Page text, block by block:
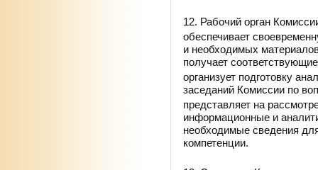
12. Рабочий орган
обеспечивает
и необходимых
получает
организует подготовку
заседаний Комиссии по
представляет на
информационные и
необходимые сведения
компетенции.